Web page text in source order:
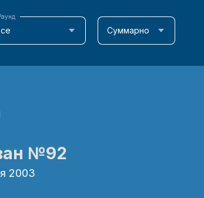
Суммарно
№92
2003